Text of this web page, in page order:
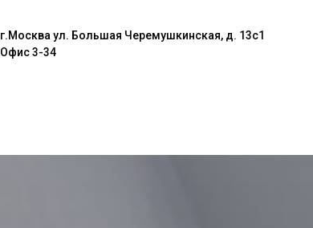
г.Москва ул. Большая Черемушкинская, д. 13с1
Офис 3-34